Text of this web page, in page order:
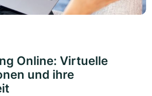
Online: Virtuelle
und ihre